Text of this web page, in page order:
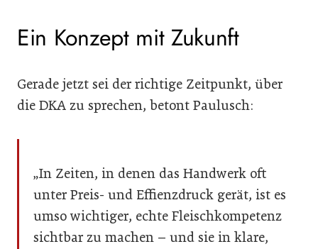
Ein Konzept mit Zukunft
Gerade jetzt sei der richtige Zeitpunkt, über
die DKA zu sprechen, betont Paulusch:
„In Zeiten, in denen das Handwerk oft
unter Preis- und Effienzdruck gerät, ist es
umso wichtiger, echte Fleischkompetenz
sichtbar zu machen – und sie in klare,